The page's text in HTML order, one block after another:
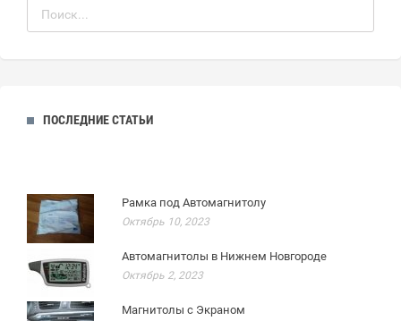
ПОСЛЕДНИЕ СТАТЬИ
Рамка под Автомагнитолу
Октябрь 10, 2023
Автомагнитолы в Нижнем Новгороде
Октябрь 2, 2023
Магнитолы с Экраном